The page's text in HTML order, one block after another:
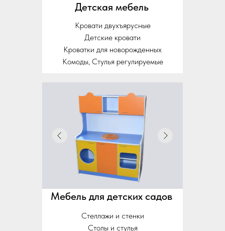
Детская мебель
Кровати двухъярусные
Детские кровати
Кроватки для новорожденных
Комоды, Стулья регулируемые
Мебель для детских садов
Стеллажи и стенки
Столы и стулья